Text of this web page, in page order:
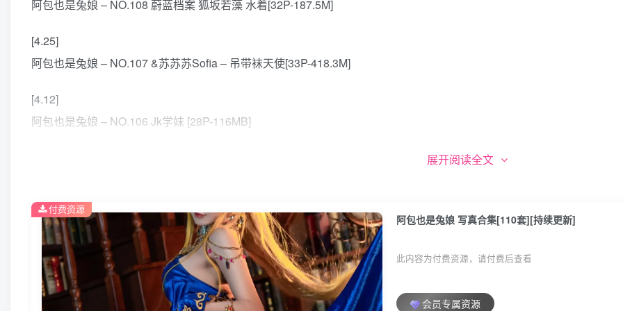
阿包也是兔娘 – NO.108 蔚蓝档案 狐坂若藻 水着[32P-187.5M]
[4.25]
阿包也是兔娘 – NO.107 &苏苏苏Sofia – 吊带袜天使[33P-418.3M]
[4.12]
阿包也是兔娘 – NO.106 Jk学妹 [28P-116MB]
[3.2]
阿包也是兔娘 – NO.104 约会大作战 时崎狂三[36P-1.03G]
[2.19]
阿包也是兔娘 – NO.103 原神 希娜小姐 [42P-581MB]
展开阅读全文
阿包也是兔娘 写真合集[110套][持续更新]
此内容为付费资源，请付费后查看
会员专属资源
付费资源